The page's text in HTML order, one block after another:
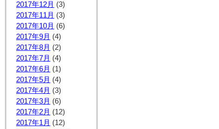
2017年12月 (3)
2017年11月 (3)
2017年10月 (6)
2017年9月 (4)
2017年8月 (2)
2017年7月 (4)
2017年6月 (1)
2017年5月 (4)
2017年4月 (3)
2017年3月 (6)
2017年2月 (12)
2017年1月 (12)